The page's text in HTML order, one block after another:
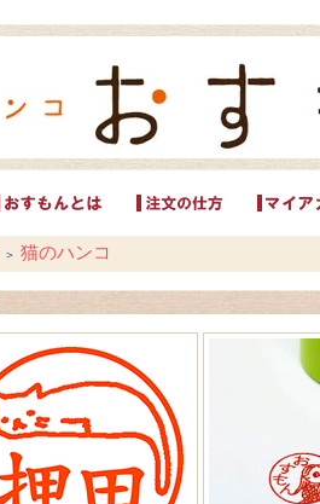
＞ 猫のハンコ